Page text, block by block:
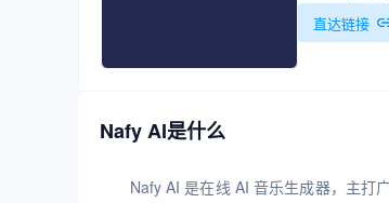
直达链接
Nafy AI是什么
Nafy AI 是在线 AI 音乐生成器，主打